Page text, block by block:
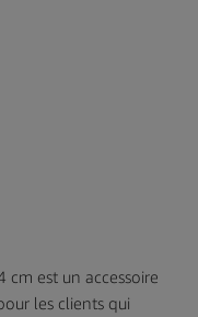
cm est un accessoire
les clients qui